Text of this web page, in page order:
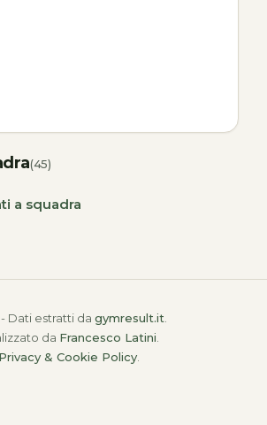
(45)
a squadra
Dati estratti da gymresult.it
da Francesco Latini
Privacy & Cookie Policy